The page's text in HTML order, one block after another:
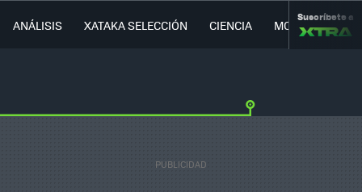
ANÁLISIS XATAKA SELECCIÓN CIENCIA MOVILIDAD
Suscríbete a